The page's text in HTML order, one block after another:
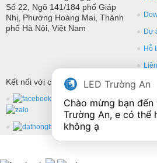
Số 22, Ngõ 141/184 phố Giáp
Nhị, Phường Hoàng Mai, Thành
phố Hà Nội, Việt Nam
Dự
Hỗ
Kết nối với chúng tôi
LED Trường An
Chào mừng bạn
Trường An, e có thể
không ạ